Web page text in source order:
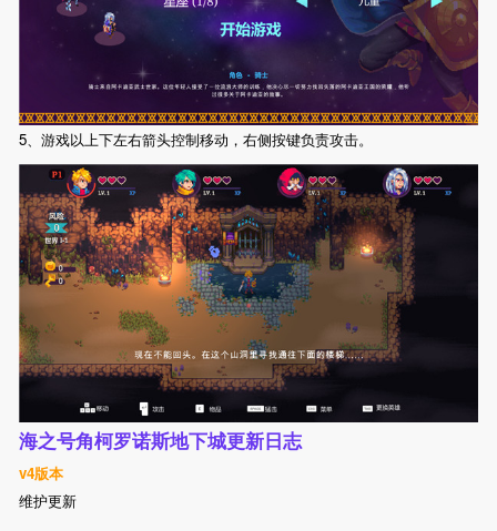
5、游戏以上下左右箭头控制移动，右侧按键负责攻击。
海之号角柯罗诺斯地下城更新日志
v4版本
维护更新